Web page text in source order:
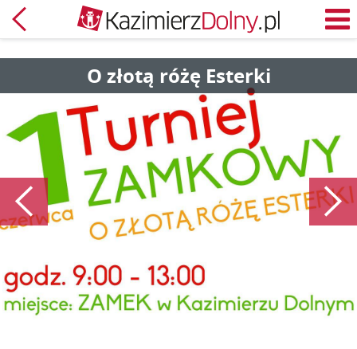
Powrót
O złotą różę Esterki
Poprzedni